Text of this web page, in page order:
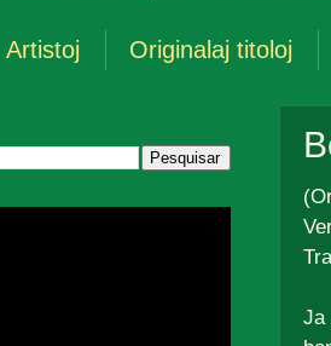
Artistoj Originalaj titoloj
Ja